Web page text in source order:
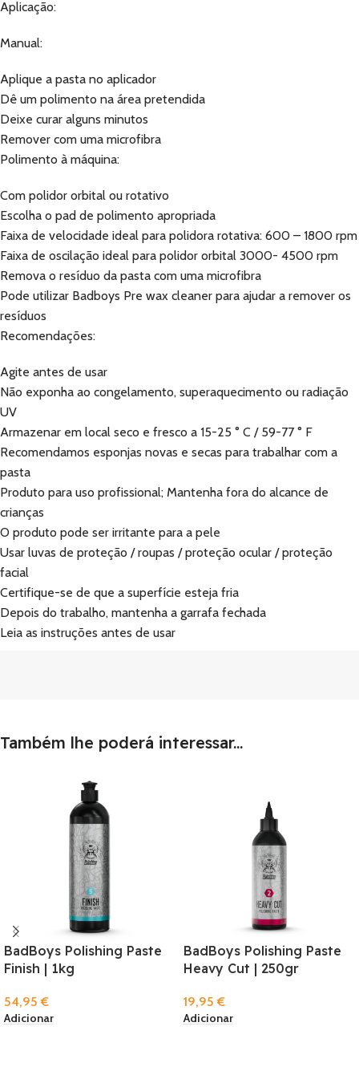
Aplicação:
Manual:
Aplique a pasta no aplicador
Dê um polimento na área pretendida
Deixe curar alguns minutos
Remover com uma microfibra
Polimento à máquina:
Com polidor orbital ou rotativo
Escolha o pad de polimento apropriada
Faixa de velocidade ideal para polidora rotativa: 600 – 1800 rpm
Faixa de oscilação ideal para polidor orbital 3000- 4500 rpm
Remova o resíduo da pasta com uma microfibra
Pode utilizar Badboys Pre wax cleaner para ajudar a remover os
resíduos
Recomendações:
Agite antes de usar
Não exponha ao congelamento, superaquecimento ou radiação
UV
Armazenar em local seco e fresco a 15-25 ° C / 59-77 ° F
Recomendamos esponjas novas e secas para trabalhar com a
pasta
Produto para uso profissional; Mantenha fora do alcance de
crianças
O produto pode ser irritante para a pele
Usar luvas de proteção / roupas / proteção ocular / proteção
facial
Certifique-se de que a superfície esteja fria
Depois do trabalho, mantenha a garrafa fechada
Leia as instruções antes de usar
Também lhe poderá interessar...
BadBoys Polishing Paste
Finish | 1kg
54,95€
Adicionar
BadBoys Polishing Paste
Heavy Cut | 250gr
19,95€
Adicionar